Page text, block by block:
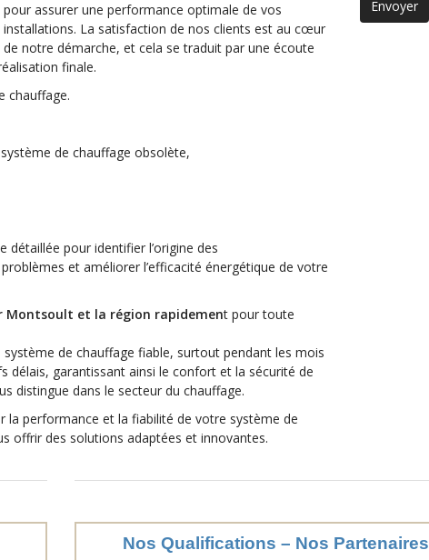
pour assurer une performance optimale de vos
installations. La satisfaction de nos clients est au cœur
de notre démarche, et cela se traduit par une écoute
finale.
chauffage.
de chauffage obsolète,
pour identifier l’origine des
et améliorer l’efficacité énergétique de votre
Montsoult et la région rapidement pour toute
de chauffage fiable, surtout pendant les mois
délais, garantissant ainsi le confort et la sécurité de
distingue dans le secteur du chauffage.
performance et la fiabilité de votre système de
offrir des solutions adaptées et innovantes.
Nos Qualifications – Nos Partenaires